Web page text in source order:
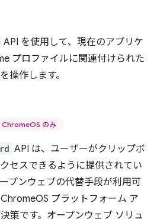
API を使用して、現在のアプリケ
プロファイルに関連付けられた
操作します。
ChromeOS のみ
API は、ユーザーがクリップボ
セスできるように提供されてい
プンウェブの代替手段が利用可
プラットフォーム ア
策です。オープンウェブ ソリュ